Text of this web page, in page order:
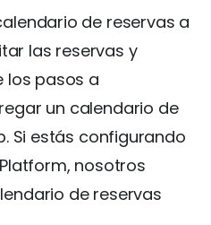
de reservas a
las reservas y
los pasos a
un calendario de
Si estás configurando
nosotros
de reservas